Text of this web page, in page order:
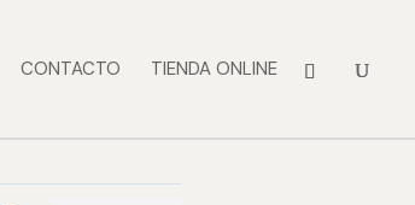
CONTACTO TIENDA ONLINE